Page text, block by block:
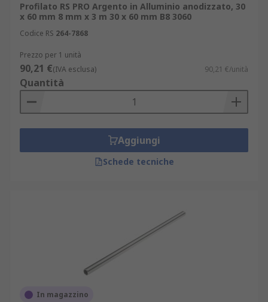
Profilato RS PRO Argento in Alluminio anodizzato, 30
x 60 mm 8 mm x 3 m 30 x 60 mm B8 3060
Codice RS 264-7868
Prezzo per 1 unità
90,21 €(IVA esclusa) 90,21 €/unità
Quantità
Aggiungi
Schede tecniche
In magazzino